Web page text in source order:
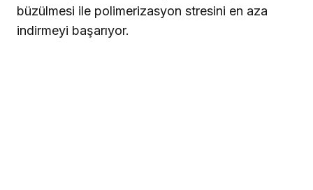
büzülmesi ile polimerizasyon stresini en aza
indirmeyi başarıyor.